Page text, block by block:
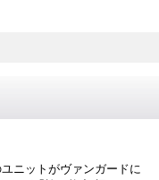
ユニットがヴァンガードに